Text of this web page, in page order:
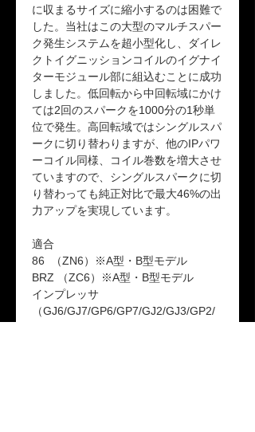
に収まるサイズに縮小するのは困難で
した。当社はこの大型のマルチスパー
ク発生システムを超小型化し、ダイレ
クトイグニッションコイルのイグナイ
ターモジュール部に組込むことに成功
しました。低回転から中回転域にかけ
ては2回のスパークを1000分の1秒単
位で発生。高回転域ではシングルスパ
ークに切り替わりますが、他のIPパワ
ーコイル同様、コイル巻数を増大させ
ていますので、シングルスパークに切
り替わっても純正対比で最大46%の出
力アップを実現しています。
適合
86 （ZN6）※A型・B型モデル
BRZ （ZC6）※A型・B型モデル
インプレッサ
（GJ6/GJ7/GP6/GP7/GJ2/GJ3/GP2/